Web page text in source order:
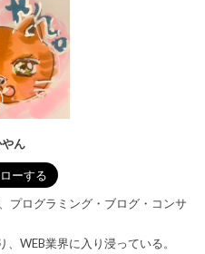
ん
プログラミング・ブログ・コンサ
WEB業界に入り浸っている。